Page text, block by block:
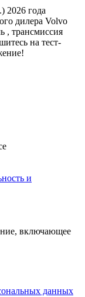
2026 года
дилера Volvo
, трансмиссия
на тест-
и
включающее
данных